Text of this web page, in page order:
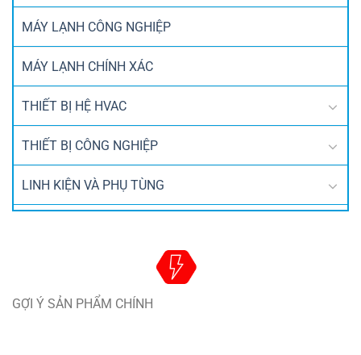
MÁY LẠNH CÔNG NGHIỆP
MÁY LẠNH CHÍNH XÁC
THIẾT BỊ HỆ HVAC
THIẾT BỊ CÔNG NGHIỆP
LINH KIỆN VÀ PHỤ TÙNG
GỢI Ý SẢN PHẨM CHÍNH